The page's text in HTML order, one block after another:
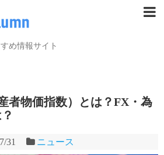
め情報サイト
者物価指数）とは？FX・為
31 ニュース